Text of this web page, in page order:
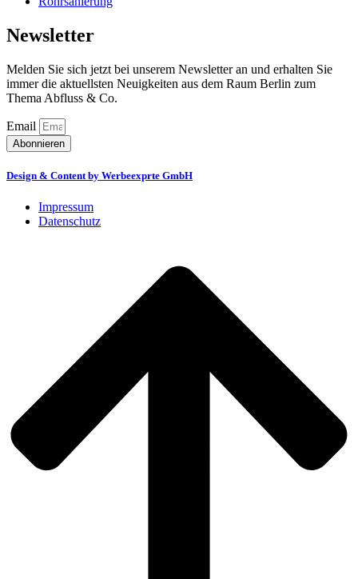
Newsletter
Melden Sie sich jetzt bei unserem Newsletter an und erhalten Sie
immer die aktuellsten Neuigkeiten aus dem Raum Berlin zum
Thema Abfluss & Co.
Email
Abonnieren
Design & Content by Werbeexprte GmbH
Impressum
Datenschutz